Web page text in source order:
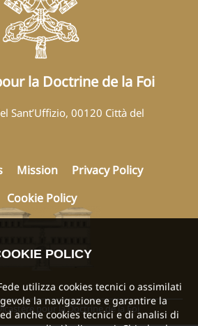
la Doctrine de la Foi
Sant’Uffizio, 00120 Città del
Mission
Privacy Policy
Cookie Policy
pour la Doctrine de la Foi
POLICY
utilizza cookies tecnici o assimilati
la navigazione e garantire la
anche cookies tecnici e di analisi di